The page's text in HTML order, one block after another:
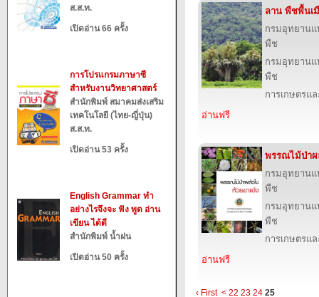
ส.ส.ท.
เปิดอ่าน 66 ครั้ง
การโปรแกรมภาษาซี
สำหรับงานวิทยาศาสตร์
สำนักพิมพ์ สมาคมส่งเสริม
เทคโนโลยี (ไทย-ญี่ปุ่น)
ส.ส.ท.
เปิดอ่าน 53 ครั้ง
English Grammar ทำ
อย่างไรจึงจะ ฟัง พูด อ่าน
เขียน ได้ดี
สำนักพิมพ์ น้ำฝน
เปิดอ่าน 50 ครั้ง
ลาน พืชพื้นเ
กรมอุทยาน
พืช
กรมอุทยาน
พืช
การเกษตรแ
อ่านฟรี
พรรณไม้ป่าผ
กรมอุทยาน
พืช
กรมอุทยาน
พืช
การเกษตรแ
อ่านฟรี
‹ First < 22 23 24 25